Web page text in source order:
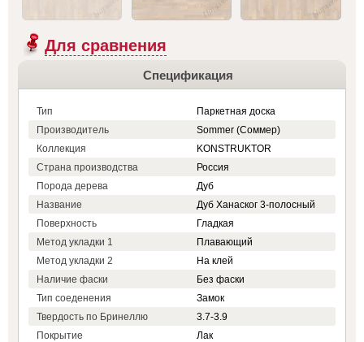
Для сравнения
Спецификация
Тип
Паркетная доска
Производитель
Sommer (Соммер)
Коллекция
KONSTRUKTOR
Страна производства
Россия
Порода дерева
Дуб
Название
Дуб Ханаског 3-полосный
Поверхность
Гладкая
Метод укладки 1
Плавающий
Метод укладки 2
На клей
Наличие фаски
Без фаски
Тип соеденения
Замок
Твердость по Бринеллю
3.7-3.9
Покрытие
Лак